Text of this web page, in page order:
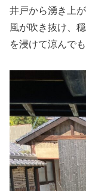
井戸から湧き上
風が吹き抜け、
を浸けて涼んで